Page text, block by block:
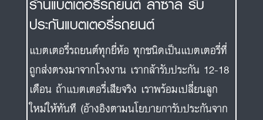
เดือน ถ้าแบตเตอรี่เสียจริง เราพร้อมเปลี่ยนลูก
ใหม่ให้ทันที (อ้างอิงตามนโยบายการับประกันจาก
โรงงานผู้ผลิต) หรือท่านไม่แน่ใจว่าแบตเตอรี่
รถยนต์ของท่านเสื่อมสภาพ เชิญใช้บริการตรวจ
สอบสภาพแบตเตอรี่รถยนต์ของท่านได้ที่ศูนย์
บริการของเรา เพียงท่านขับมาที่ศูนย์บริการของ